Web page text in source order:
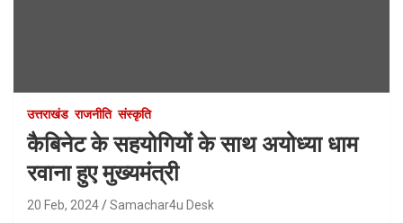
उत्तराखंड राजनीति संस्कृति
कैबिनेट के सहयोगियों के साथ अयोध्या धाम
रवाना हुए मुख्यमंत्री
20 Feb, 2024 Samachar4u Desk